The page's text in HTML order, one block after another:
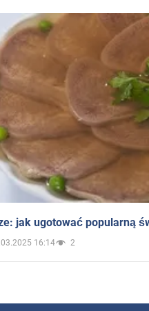
jak ugotować popularną
16:14 2